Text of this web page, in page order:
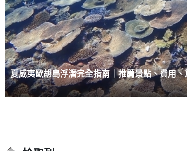
夏威夷歐胡島浮潛完全指南｜推薦景點、費用